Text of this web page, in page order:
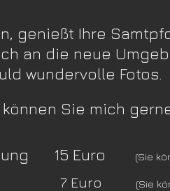
15 Euro (Sie
Sie mich
7 Euro (Sie
genießt Ihre
an die neue
wundervolle Fotos.